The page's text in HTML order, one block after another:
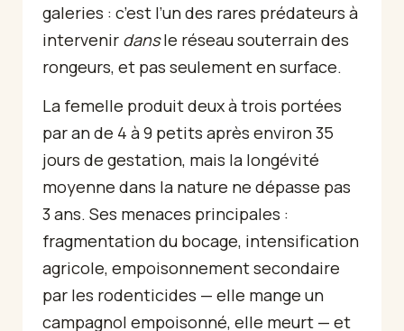
galeries : c’est l’un des rares prédateurs à
intervenir dansle réseau souterrain des
rongeurs, et pas seulement en surface.
La femelle produit deux à trois portées
par an de 4 à 9 petits après environ 35
jours de gestation, mais la longévité
moyenne dans la nature ne dépasse pas
3 ans. Ses menaces principales :
fragmentation du bocage, intensification
agricole, empoisonnement secondaire
par les rodenticides — elle mange un
campagnol empoisonné, elle meurt — et